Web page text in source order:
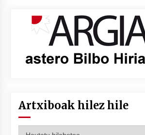
Artxiboak hilez hile